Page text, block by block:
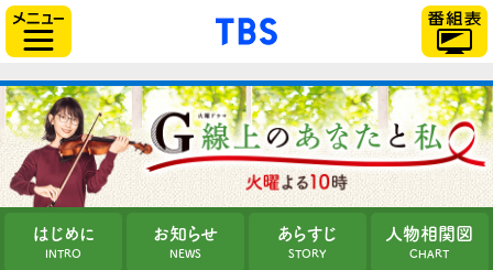
「TBSテレビ」トップ
はじめに
INTRO
お知らせ
NEWS
あらすじ
STORY
人物相関図
CHART